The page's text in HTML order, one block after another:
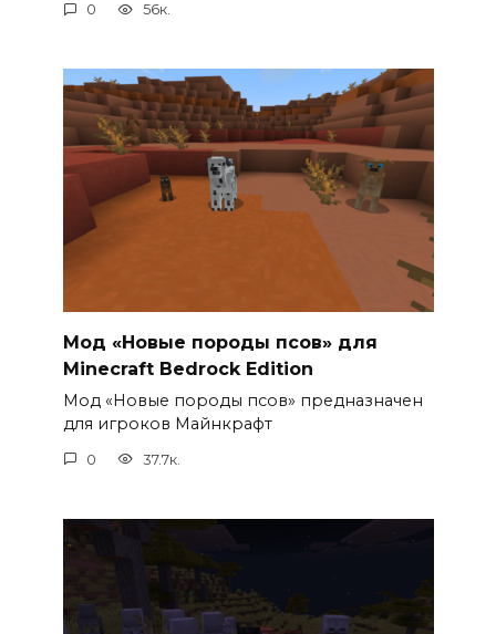
0 56к.
Мод «Новые породы псов» для
Minecraft Bedrock Edition
Мод «Новые породы псов» предназначен
для игроков Майнкрафт
0 37.7к.